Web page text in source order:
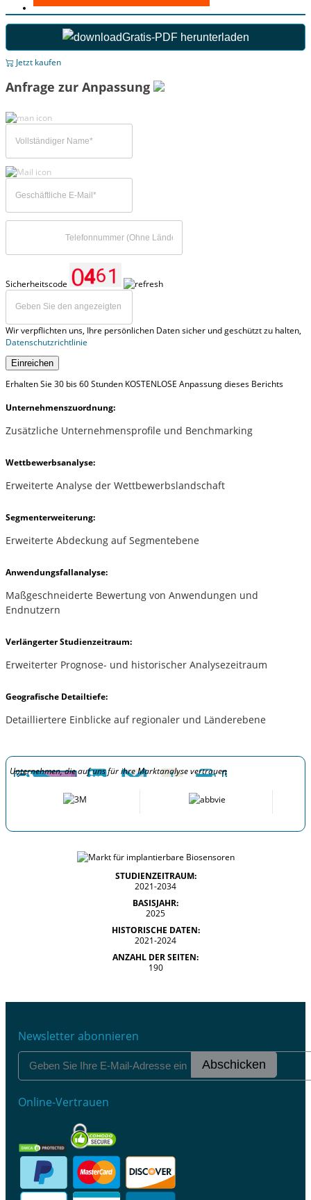
Gratis-PDF herunterladen
Jetzt kaufen
Anfrage zur Anpassung
Sicherheitscode
Wir verpflichten uns, Ihre persönlichen Daten sicher und geschützt zu halten,
Datenschutzrichtlinie
Einreichen
Erhalten Sie 30 bis 60 Stunden KOSTENLOSE Anpassung dieses Berichts
Unternehmenszuordnung:
Zusätzliche Unternehmensprofile und Benchmarking
Wettbewerbsanalyse:
Erweiterte Analyse der Wettbewerbslandschaft
Segmenterweiterung:
Erweiterte Abdeckung auf Segmentebene
Anwendungsfallanalyse:
Maßgeschneiderte Bewertung von Anwendungen und
Endnutzern
Verlängerter Studienzeitraum:
Erweiterter Prognose- und historischer Analysezeitraum
Geografische Detailtiefe:
Detailliertere Einblicke auf regionaler und Länderebene
Unternehmen, die auf uns für ihre Marktanalyse vertrauen
STUDIENZEITRAUM:
2021-2034
BASISJAHR:
2025
HISTORISCHE DATEN:
2021-2024
ANZAHL DER SEITEN:
190
Newsletter abonnieren
Abschicken
Online-Vertrauen